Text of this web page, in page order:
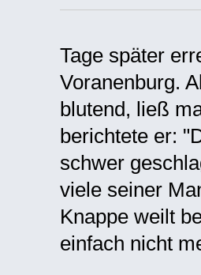
Tage später
Voranenburg.
blutend, ließ
berichtete er:
schwer
viele seiner
Knappe weilt
einfach nicht